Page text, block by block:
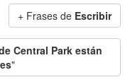
+ Frases de Escribir
Central Park están
"